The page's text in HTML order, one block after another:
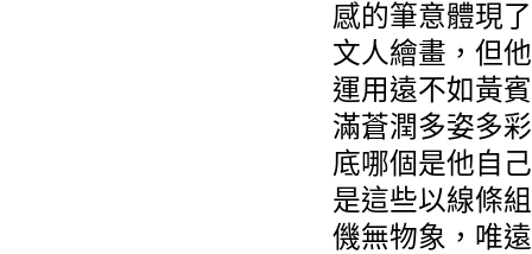
感的筆意體現
文人繪畫，但
運用遠不如黃
滿蒼潤多姿多
底哪個是他自
是這些以線條
僟無物象，唯